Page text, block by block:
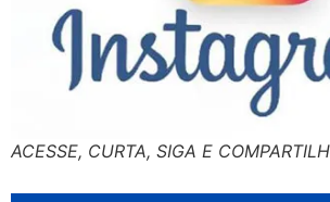
ACESSE, CURTA, SIGA E